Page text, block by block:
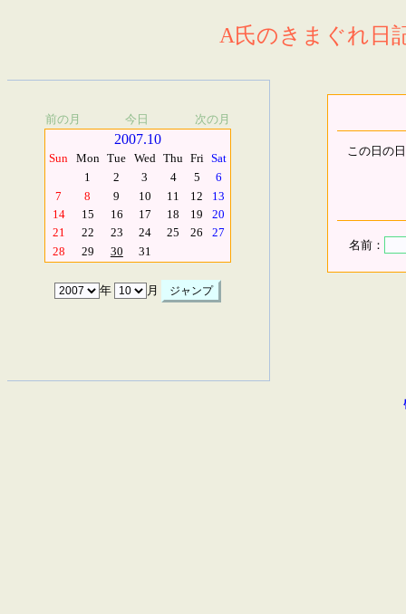
A氏のきまぐれ日
前の月 今日 次の月
2007.10
Sun Mon Tue Wed Thu Fri Sat
1
2 3 4 5
6
7
8 9 10 11 12
13
14
15 16 17 18 19
20
21
22 23 24 25 26
27
28
29 30 31
年 月
この日の
名前：